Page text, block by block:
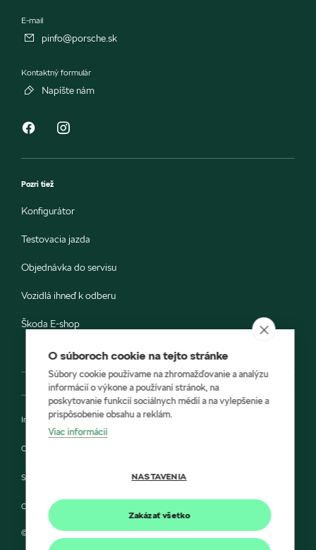
E-mail
pinfo@porsche.sk
Kontaktný formulár
Napíšte nám
Pozri tiež
Konfigurátor
Testovacia jazda
Objednávka do servisu
Vozidlá ihneď k odberu
Škoda E-shop
Impressum
Ochrana údajov
Smernica Cookie
Compliance a integrita
© 2022 Porsche Inter Auto Slovakia a Škoda Auto Slovensko s.r.o.
O súboroch cookie na tejto stránke
Súbory cookie používame na zhromažďovanie a analýzu
informácií o výkone a používaní stránok, na
poskytovanie funkcií sociálnych médií a na vylepšenie a
prispôsobenie obsahu a reklám.
Viac informácií
NASTAVENIA
Zakázať všetko